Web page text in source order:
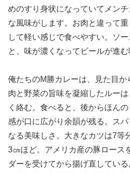
めのすり身状になっていてメン
な風味がします。お肉と違って
して軽い感じで食べやすい。ソ
と、味が濃くなってビールが進む
俺たちのМ勝カレーは、見た目か
肉と野菜の旨味を凝縮したルー
く絡む。食べると、後からほん
感が口に広がり余韻が残る。ス
なる美味しさ。大きなカツは7等
3㎝ほど。アメリカ産の豚ロース
ダーを受けてから揚げ直してい